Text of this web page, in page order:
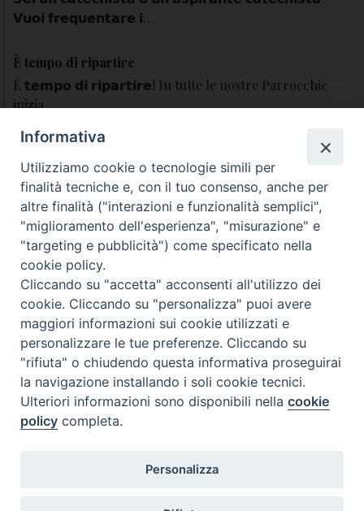
𝗩𝘂𝗼𝗶 𝗳𝗿𝗲𝗾𝘂𝗲𝗻𝘁𝗮𝗿𝗲 𝗶…
È tempo di ripartire
È 𝘁𝗲𝗺𝗽𝗼 𝗱𝗶 𝗿𝗶𝗽𝗮𝗿𝘁𝗶𝗿𝗲! In tutte le nostre Parrocchie
inizia…
Don Matteo Gattafoni è il nuovo direttore dell’Ufficio
catechistico
Giovedì 26 settembre 2024 nei locali dell’Ufficio
Catechistico Diocesano presso…
Convegno catechistico regionale
Convegno catechistico…
archivio documenti
Informativa
Utilizziamo cookie o tecnologie simili per
finalità tecniche e, con il tuo consenso, anche per
altre finalità ("interazioni e funzionalità semplici",
"miglioramento dell'esperienza", "misurazione" e
"targeting e pubblicità") come specificato nella
cookie policy.
Cliccando su "accetta" acconsenti all'utilizzo dei
cookie. Cliccando su "personalizza" puoi avere
maggiori informazioni sui cookie utilizzati e
personalizzare le tue preferenze. Cliccando su
"rifiuta" o chiudendo questa informativa proseguirai
la navigazione installando i soli cookie tecnici.
Ulteriori informazioni sono disponibili nellacookie
policy completa.
Personalizza